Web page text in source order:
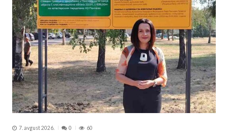
7. avgust 2026. 0 60